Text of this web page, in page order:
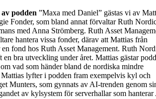
podden ”Maxa med Daniel” gästas vi av
Fonder, som bland annat förvaltar Ruth
med Anna Strömberg. Ruth Asset
hantera vissa fonder, därav att Mattias från
fond hos Ruth Asset Management. Ruth
en bra utveckling under året. Mattias gästar
vad som händer bland de nordiska mindre
lyfter i podden fram exempelvis kyl och
Munters, som gynnats av AI-trenden genom
av kylsystem för serverhallar som